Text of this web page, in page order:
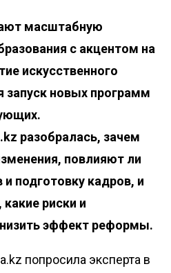
масштабную
с акцентом на
искусственного
запуск новых программ
разобралась, зачем
повлияют ли
и подготовку кадров, и
какие риски и
эффект реформы.
попросила эксперта в